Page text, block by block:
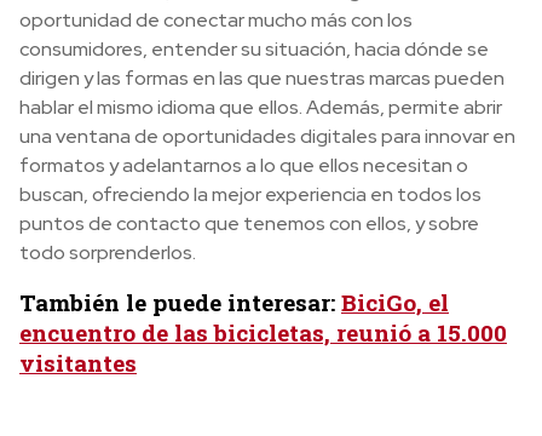
oportunidad de conectar mucho más con los
consumidores, entender su situación, hacia dónde se
dirigen y las formas en las que nuestras marcas pueden
hablar el mismo idioma que ellos. Además, permite abrir
una ventana de oportunidades digitales para innovar en
formatos y adelantarnos a lo que ellos necesitan o
buscan, ofreciendo la mejor experiencia en todos los
puntos de contacto que tenemos con ellos, y sobre
todo sorprenderlos.
También le puede interesar: BiciGo, el
encuentro de las bicicletas, reunió a 15.000
visitantes